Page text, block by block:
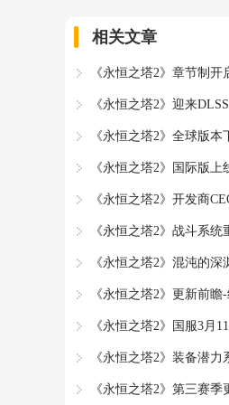
相关文章
《永恒之塔2》章节制
《永恒之塔2》迎来
《永恒之塔2》全球版
《永恒之塔2》国际版上
《永恒之塔2》开发商
《永恒之塔2》战斗系
《永恒之塔2》混沌的
《永恒之塔2》更新前
《永恒之塔2》国服3月
《永恒之塔2》装备潜
《永恒之塔2》第三赛